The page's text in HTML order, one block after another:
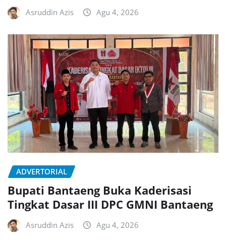
Asruddin Azis Agu 4, 2026
ADVERTORIAL
Bupati Bantaeng Buka Kaderisasi
Tingkat Dasar III DPC GMNI Bantaeng
Asruddin Azis Agu 4, 2026